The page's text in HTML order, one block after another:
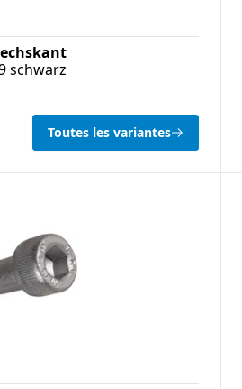
schwarz
Toutes les variantes